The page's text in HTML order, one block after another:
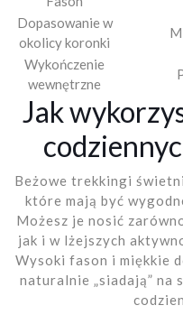
Dopasowanie w
okolicy koronki
Wykończenie
wewnętrzne
Jak
Beżowe trekkingi
które mają być
Możesz je nosić
jak i w lżejszych
Wysoki fason i miękkie
naturalnie „siadają” na